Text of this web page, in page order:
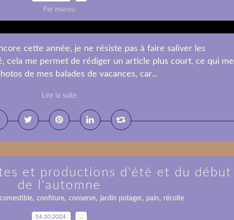
Par manou
cette année, je ne résiste pas à faire saliver les
cela me permet de rédiger un article plus court, ce qui me
de mes balades de vacances, car...
Lire la suite
et productions d'été et du début
de l'automne
, confiture, conserve, jardin potager, pain, récolte
14.10.2024